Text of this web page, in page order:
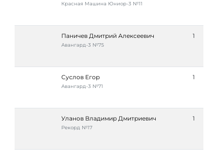
Красная Машина Юниор-3 №11
Паничев Дмитрий Алексеевич
Авангард-3 №75
1
Суслов Егор
Авангард-3 №71
1
Уланов Владимир Дмитриевич
Рекорд №17
1